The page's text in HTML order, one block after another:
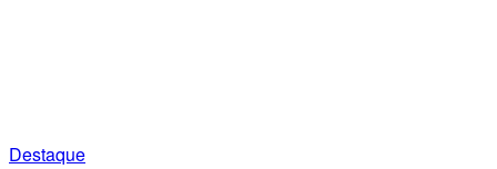
Destaque